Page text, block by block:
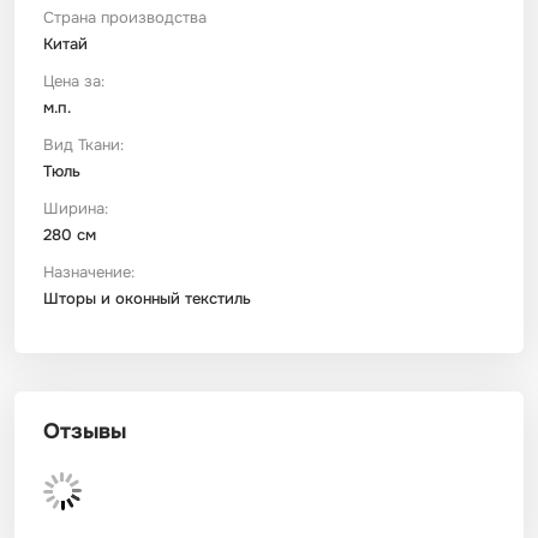
Страна производства
Китай
Цена за:
м.п.
Вид Ткани:
Тюль
Ширина:
280 см
Назначение:
Шторы и оконный текстиль
Отзывы
Штапель